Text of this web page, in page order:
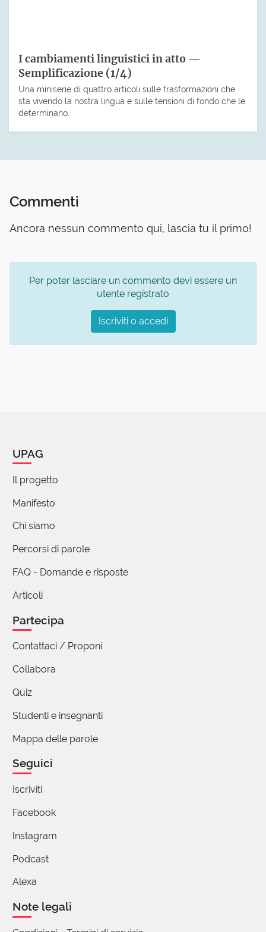
I cambiamenti linguistici in atto —
Semplificazione (1/4)
Una miniserie di quattro articoli sulle trasformazioni che
sta vivendo la nostra lingua e sulle tensioni di fondo che le
determinano.
Commenti
Ancora nessun commento qui, lascia tu il primo!
Per poter lasciare un commento devi essere un
utente registrato
Iscriviti o accedi
UPAG
Il progetto
Manifesto
Chi siamo
Percorsi di parole
FAQ - Domande e risposte
Articoli
Partecipa
Contattaci / Proponi
Collabora
Quiz
Studenti e insegnanti
Mappa delle parole
Seguici
Iscriviti
Facebook
Instagram
Podcast
Alexa
Note legali